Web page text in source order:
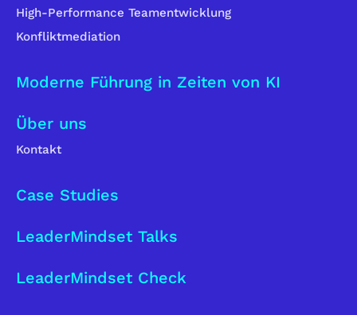
High-Performance Teamentwicklung
Konfliktmediation
Moderne Führung in Zeiten von KI
Über uns
Kontakt
Case Studies
LeaderMindset Talks
LeaderMindset Check